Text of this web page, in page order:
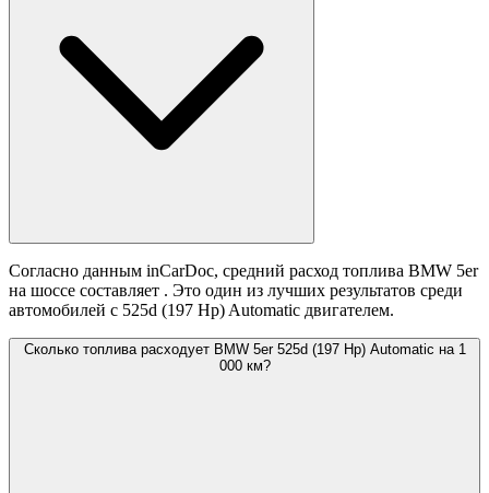
Согласно данным inCarDoc, средний расход топлива BMW 5er
на шоссе составляет . Это один из лучших результатов среди
автомобилей с 525d (197 Hp) Automatic двигателем.
Сколько топлива расходует BMW 5er 525d (197 Hp) Automatic на 1
000 км?